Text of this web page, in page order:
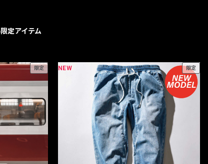
定アイテム
限定 NEW 限定